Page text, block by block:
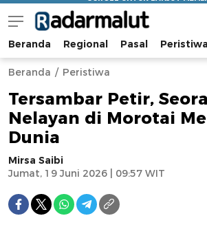
Radar Malut
Bacaan Nyindir
Beranda Regional Pasal Peristiwa
Beranda Peristiwa
Tersambar Petir,
Nelayan di Morotai
Dunia
Mirsa Saibi
Jumat, 19 Juni 2026 | 09:57 WIT